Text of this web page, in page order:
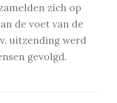
zich op
de voet van de
uitzending werd
gevolgd.